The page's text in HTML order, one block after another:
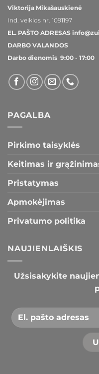
Viktorija Mikašauskienė
Ind. veiklos nr. 1091197
EL. PAŠTO ADRESAS
DARBO VALANDOS
Darbo dienomis 9:00 - 17:00
PAGALBA
Pirkimo taisyklės
Keitimas ir
Pristatymas
Apmokėjimas
Privatumo politika
NAUJIENLAIŠKIS
Užsisakykite